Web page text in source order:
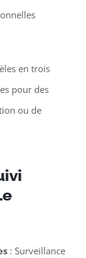
en trois
pour des
ou de
: Surveillance